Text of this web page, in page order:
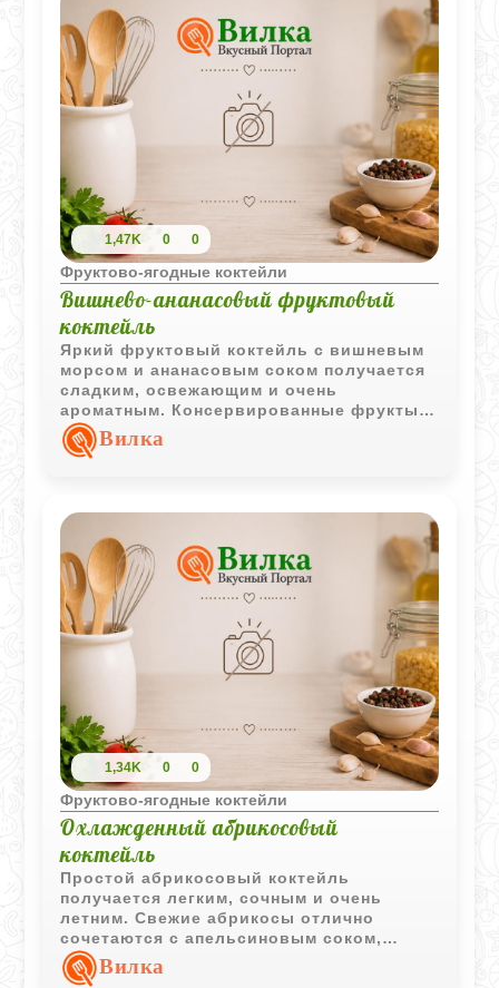
1,47K 0 0
Фруктово-ягодные коктейли
Вишнево-ананасовый фруктовый
коктейль
Яркий фруктовый коктейль с вишневым
морсом и ананасовым соком получается
сладким, освежающим и очень
ароматным. Консервированные фрукты
делают напиток более насыщенным и
добавляют приятную текстуру.
Вилка
1,34K 0 0
Фруктово-ягодные коктейли
Охлажденный абрикосовый
коктейль
Простой абрикосовый коктейль
получается легким, сочным и очень
летним. Свежие абрикосы отлично
сочетаются с апельсиновым соком,
создавая мягкий фруктовый вкус с
приятной цитрусовой свежестью.
Вилка